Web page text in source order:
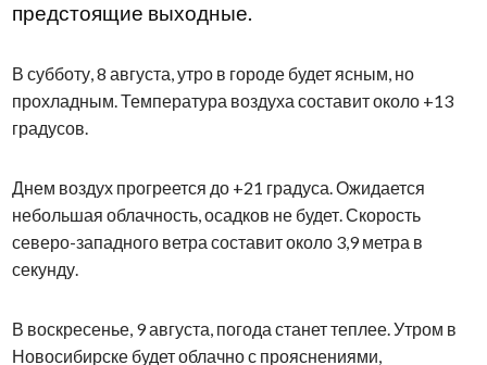
предстоящие выходные.
В субботу, 8 августа, утро в городе будет ясным, но
прохладным. Температура воздуха составит около +13
градусов.
Днем воздух прогреется до +21 градуса. Ожидается
небольшая облачность, осадков не будет. Скорость
северо-западного ветра составит около 3,9 метра в
секунду.
В воскресенье, 9 августа, погода станет теплее. Утром в
Новосибирске будет облачно с прояснениями,